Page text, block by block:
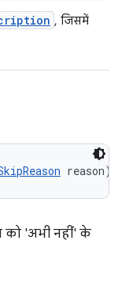
, जिसमें
reason)
'अभी नहीं' के